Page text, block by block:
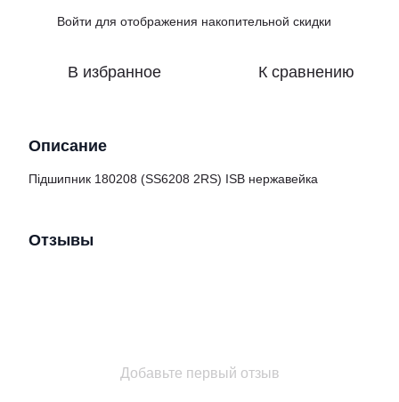
Войти для отображения накопительной скидки
В избранное К сравнению
Описание
Підшипник 180208 (SS6208 2RS) ISB нержавейка
Отзывы
Добавьте первый отзыв